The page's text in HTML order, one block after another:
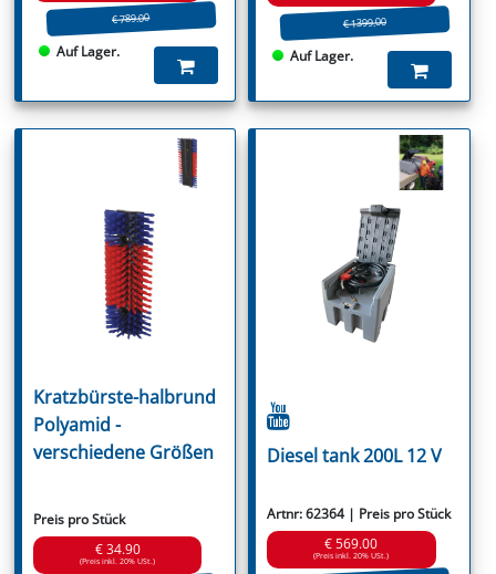
€ 789.00
Auf Lager.
€ 1399.00
Auf Lager.
Kratzbürste-halbrund
Polyamid -
verschiedene Größen
Preis pro Stück
€ 34.90
(Preis inkl. 20% USt.)
Diesel tank 200L 12 V
Artnr: 62364 | Preis pro Stück
€ 569.00
(Preis inkl. 20% USt.)